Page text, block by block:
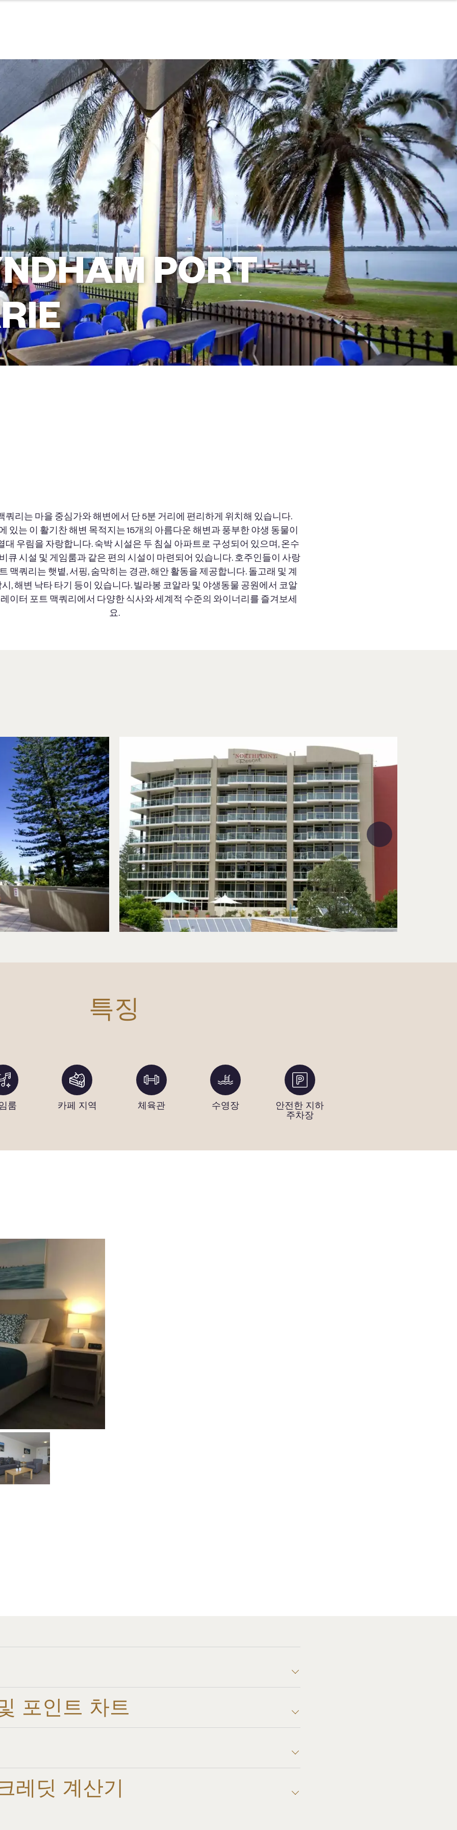
PORT
쿼리는 마을 중심가와 해변에서 단 5분 거리에 편리하게 위치해 있습니다.
있는 이 활기찬 해변 목적지는 15개의 아름다운 해변과 풍부한 야생 동물이
대 우림을 자랑합니다. 숙박 시설은 두 침실 아파트로 구성되어 있으며, 온수
큐 시설 및 게임룸과 같은 편의 시설이 마련되어 있습니다. 호주인들이 사랑
맥쿼리는 햇볕, 서핑, 숨막히는 경관, 해안 활동을 제공합니다. 돌고래 및 계
, 해변 낙타 타기 등이 있습니다. 빌라봉 코알라 및 야생동물 공원에서 코알
이터 포트 맥쿼리에서 다양한 식사와 세계적 수준의 와이너리를 즐겨보세
요.
특징
룸 카페 지역 체육관 수영장
안전한 지하
주차장
포인트 차트​
레딧 계산기​